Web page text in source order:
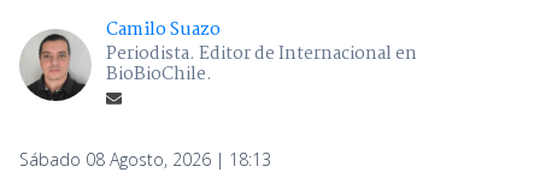
Camilo Suazo
Periodista. Editor de Internacional en
BioBioChile.
Sábado 08 Agosto, 2026 | 18:13